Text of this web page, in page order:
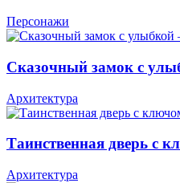
Персонажи
Сказочный замок с
Архитектура
Таинственная дверь с
Архитектура